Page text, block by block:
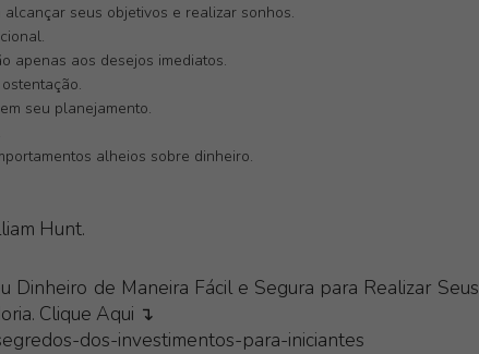
seus objetivos e realizar sonhos.
apenas aos desejos imediatos.
seu planejamento.
alheios sobre dinheiro.
Hunt.
de Maneira Fácil e Segura para Realizar Seus
Clique Aqui ↴
dos-investimentos-para-iniciantes